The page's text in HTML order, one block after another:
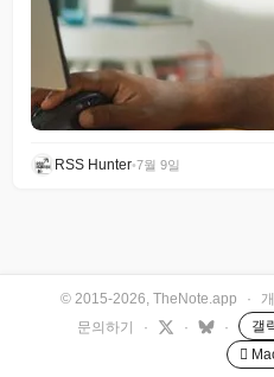
RSS Hunter•7월 9일
© 2015-2026, TheNote.app ·
문의하기
· · · 갤
